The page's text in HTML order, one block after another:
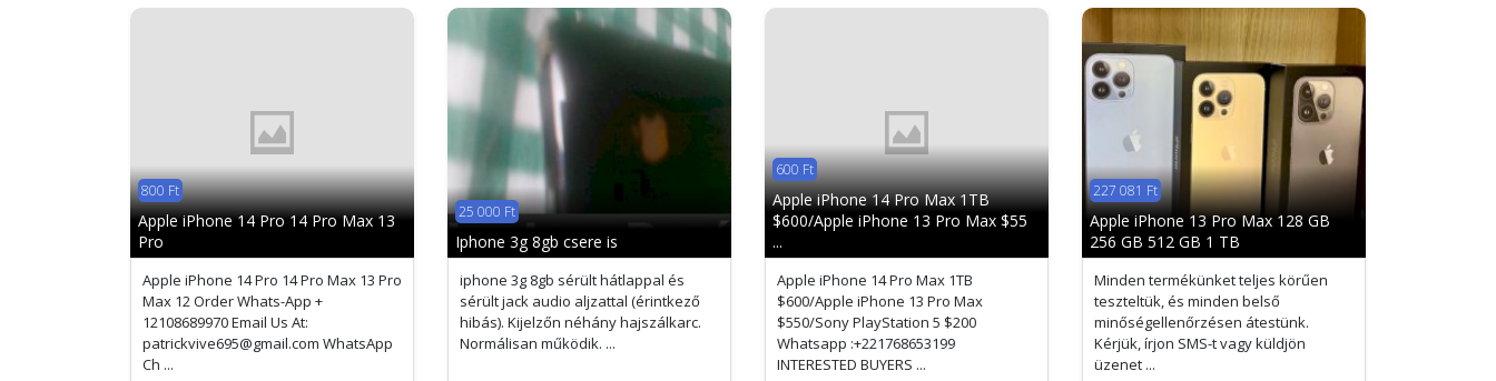
800 Ft
Apple iPhone 14 Pro 14 Pro Max 13
Pro
Apple iPhone 14 Pro 14 Pro Max 13 Pro
Max 12 Order Whats-App +
12108689970 Email Us At:
patrickvive695@gmail.com WhatsApp
Ch ...
25 000 Ft
Iphone 3g 8gb csere is
iphone 3g 8gb sérült hátlappal és
sérült jack audio aljzattal (érintkező
hibás). Kijelzőn néhány hajszálkarc.
Normálisan működik. ...
600 Ft
Apple iPhone 14 Pro Max 1TB
$600/Apple iPhone 13 Pro Max $55
...
Apple iPhone 14 Pro Max 1TB
$600/Apple iPhone 13 Pro Max
$550/Sony PlayStation 5 $200
Whatsapp :+221768653199
INTERESTED BUYERS ...
227 081 Ft
Apple iPhone 13 Pro Max 128 GB
256 GB 512 GB 1 TB
Minden termékünket teljes körűen
teszteltük, és minden belső
minőségellenőrzésen átestünk.
Kérjük, írjon SMS-t vagy küldjön
üzenet ...